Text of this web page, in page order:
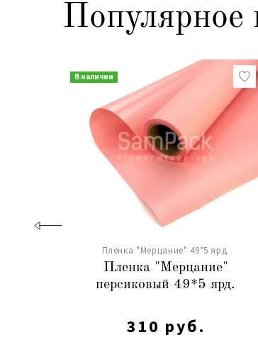
Популярное
В наличии
Пленка "Мерцание" 49*5 ярд.
Пленка "Мерцание"
персиковый 49*5 ярд.
310 руб.